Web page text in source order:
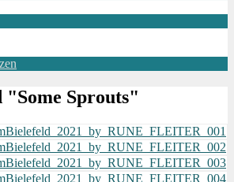
"Some Sprouts"